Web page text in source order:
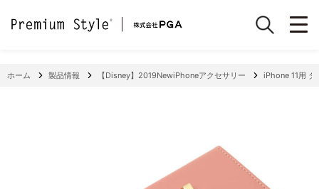
ホーム 製品情報 【Disney】2019NewiPhoneアクセサリー iPhone 11用